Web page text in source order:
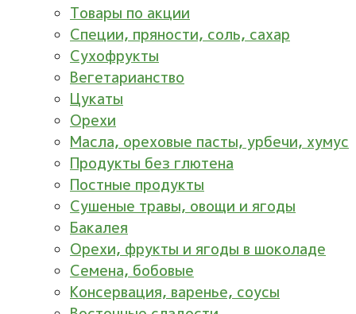
Товары по акции
Специи, пряности, соль, сахар
Сухофрукты
Вегетарианство
Цукаты
Орехи
Масла, ореховые пасты, урбечи, хумус
Продукты без глютена
Постные продукты
Сушеные травы, овощи и ягоды
Бакалея
Орехи, фрукты и ягоды в шоколаде
Семена, бобовые
Консервация, варенье, соусы